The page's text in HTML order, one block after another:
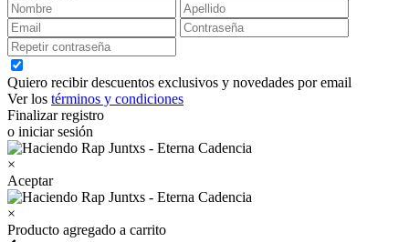
Quiero recibir descuentos exclusivos y novedades por email
Ver los términos y condiciones
Finalizar registro
o iniciar sesión
×
Aceptar
×
Producto agregado a carrito